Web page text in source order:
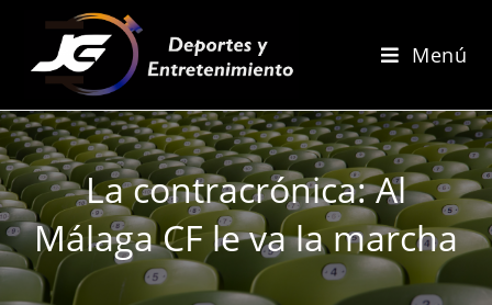
Menú
La contracrónica: Al
Málaga CF le va la marcha